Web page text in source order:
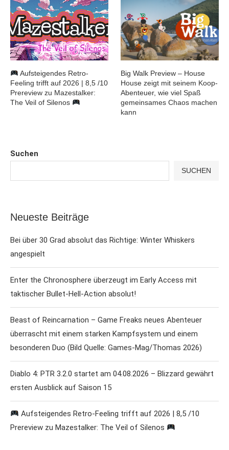
Suchen
SUCHEN
Neueste Beiträge
Bei über 30 Grad absolut das Richtige: Winter Whiskers
angespielt
Enter the Chronosphere überzeugt im Early Access mit
taktischer Bullet-Hell-Action absolut!
Beast of Reincarnation – Game Freaks neues Abenteuer
überrascht mit einem starken Kampfsystem und einem
besonderen Duo (Bild Quelle: Games-Mag/Thomas 2026)
Diablo 4: PTR 3.2.0 startet am 04.08.2026 – Blizzard gewährt
ersten Ausblick auf Saison 15
Aufsteigendes Retro-Feeling trifft auf 2026 | 8,5 /10
Prereview zu Mazestalker: The Veil of Silenos
Aufsteigendes Retro-
Feeling trifft auf 2026 | 8,5 /10
Prereview zu Mazestalker:
The Veil of Silenos
Big Walk Preview – House
House zeigt mit seinem Koop-
Abenteuer, wie viel Spaß
gemeinsames Chaos machen
kann